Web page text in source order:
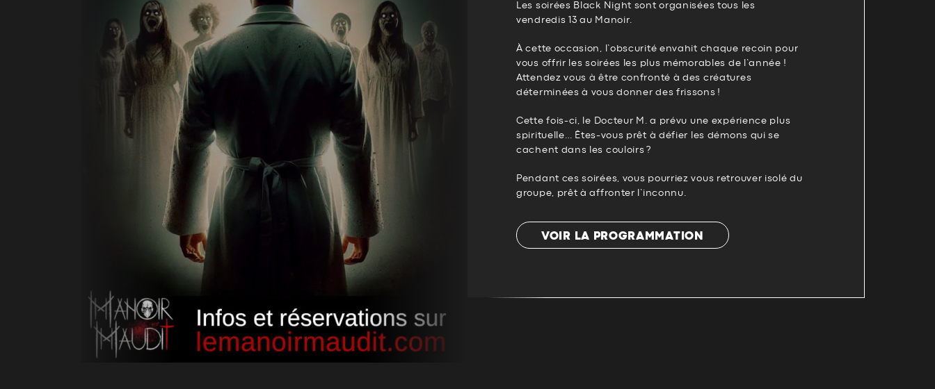
Les soirées Black Night sont organisées tous les
vendredis 13 au Manoir.
À cette occasion, l’obscurité envahit chaque recoin pour
vous offrir les soirées les plus mémorables de l’année !
Attendez vous à être confronté à des créatures
déterminées à vous donner des frissons !
Cette fois-ci, le Docteur M. a prévu une expérience plus
spirituelle… Êtes-vous prêt à défier les démons qui se
cachent dans les couloirs ?
Pendant ces soirées, vous pourriez vous retrouver isolé du
groupe, prêt à affronter l’inconnu.
VOIR LA PROGRAMMATION